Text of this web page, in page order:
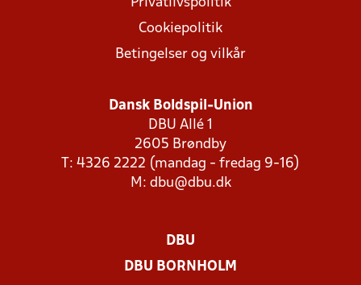
Cookiepolitik
Betingelser og vilkår
Dansk Boldspil-Union
DBU Allé 1
2605 Brøndby
T: 4326 2222 (mandag - fredag 9-16)
M: dbu@dbu.dk
DBU
DBU BORNHOLM